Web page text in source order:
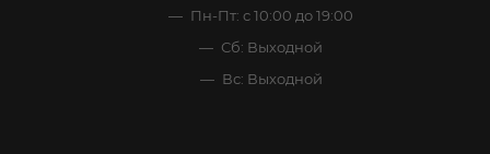
Пн-Пт: с 10:00 до 19:00
Сб: Выходной
Вс: Выходной